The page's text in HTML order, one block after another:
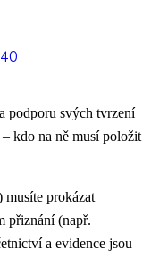
podporu svých tvrzení
kdo na ně musí položit
prokázat
přiznání (např.
a evidence jsou